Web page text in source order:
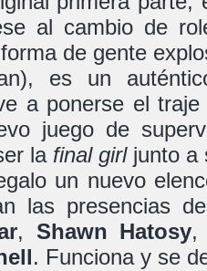
al cambio de
de gente
es un
a ponerse el
juego de
la final girljunto a
un nuevo
las presencias
, Shawn Hatosy
. Funciona y se